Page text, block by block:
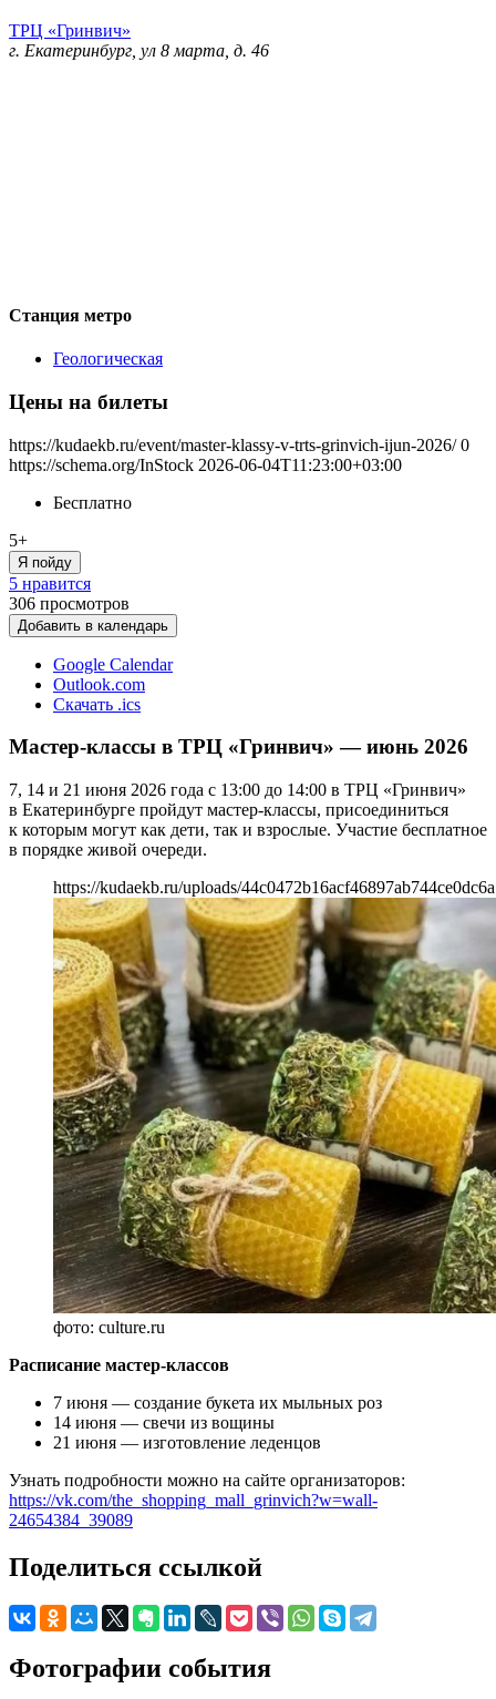
ТРЦ «Гринвич»
г. Екатеринбург, ул 8 марта, д. 46
Станция метро
Геологическая
Цены на билеты
https://kudaekb.ru/event/master-klassy-v-trts-grinvich-ijun-2026/ 0
https://schema.org/InStock 2026-06-04T11:23:00+03:00
Бесплатно
5+
Я пойду
5 нравится
306 просмотров
Добавить в календарь
Google Calendar
Outlook.com
Скачать .ics
Мастер-классы в ТРЦ «Гринвич» — июнь 2026
7, 14 и 21 июня 2026 года с 13:00 до 14:00 в ТРЦ «Гринвич»
в Екатеринбурге пройдут мастер-классы, присоединиться
к которым могут как дети, так и взрослые. Участие бесплатное
в порядке живой очереди.
https://kudaekb.ru/uploads/
фото: culture.ru
Расписание мастер-классов
7 июня — создание букета их мыльных роз
14 июня — свечи из вощины
21 июня — изготовление леденцов
Узнать подробности можно на сайте организаторов:
https://vk.com/the_shopping_mall_grinvich?w=wall-
24654384_39089
Поделиться ссылкой
Фотографии события